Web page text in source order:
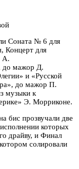
Соната № 6 для
Концерт для
А.
до мажор Д.
и «Русской
до мажор П.
музыки к
Э. Морриконе.
бис прозвучали две
которых
драйву, и Финал
солировали